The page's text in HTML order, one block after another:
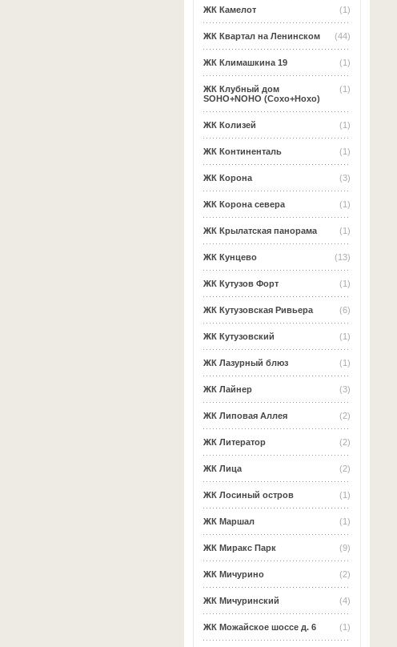
(1)
ЖК Камелот
(44)
ЖК Квартал на Ленинском
(1)
ЖК Климашкина 19
(1)
ЖК Клубный дом
SOHO+NOHO (Сохо+Нохо)
(1)
ЖК Колизей
(1)
ЖК Континенталь
(3)
ЖК Корона
(1)
ЖК Корона севера
(1)
ЖК Крылатская панорама
(13)
ЖК Кунцево
(1)
ЖК Кутузов Форт
(6)
ЖК Кутузовская Ривьера
(1)
ЖК Кутузовский
(1)
ЖК Лазурный блюз
(3)
ЖК Лайнер
(2)
ЖК Липовая Аллея
(2)
ЖК Литератор
(2)
ЖК Лица
(1)
ЖК Лосиный остров
(1)
ЖК Маршал
(9)
ЖК Миракс Парк
(2)
ЖК Мичурино
(4)
ЖК Мичуринский
(1)
ЖК Можайское шоссе д. 6